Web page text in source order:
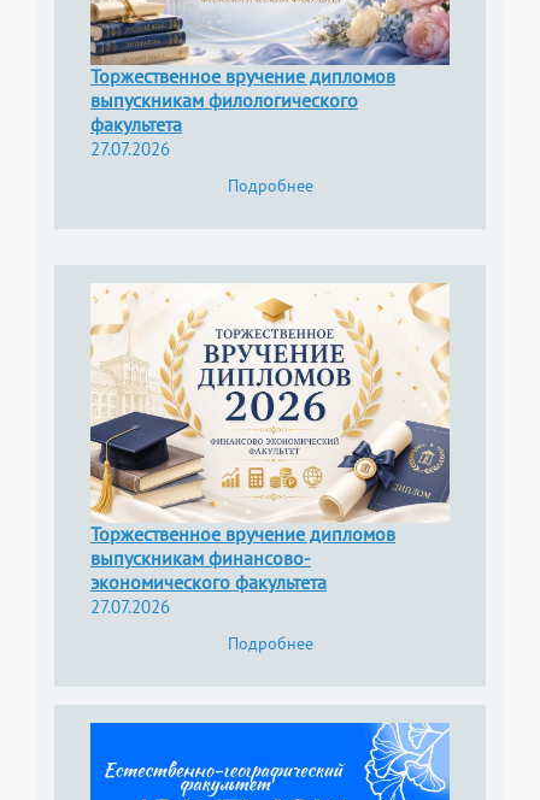
Торжественное вручение дипломов
выпускникам филологического
факультета
27.07.2026
Подробнее
Торжественное вручение дипломов
выпускникам финансово-
экономического факультета
27.07.2026
Подробнее